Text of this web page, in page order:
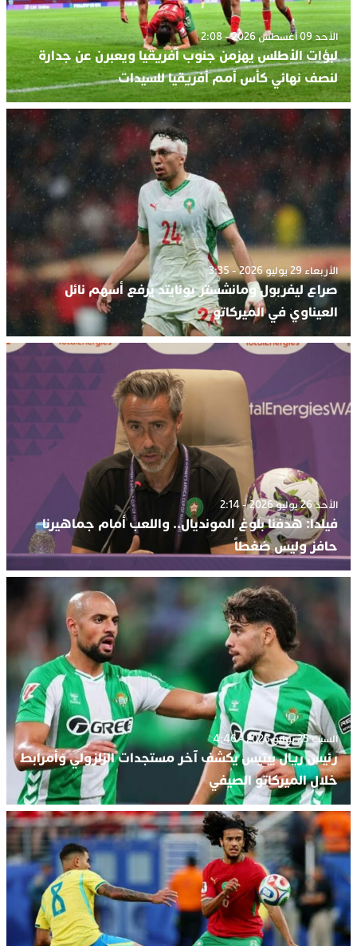
الأحد 09 أغسطس 2026 - 2:08
لبؤات الأطلس يهزمن جنوب أفريقيا ويعبرن عن جدارة
لنصف نهائي كأس أمم أفريقيا للسيدات
الأربعاء 29 يوليو 2026 - 3:35
صراع ليفربول ومانشستر يونايتد يرفع أسهم نائل
العيناوي في الميركاتو
الأحد 26 يوليو 2026 - 2:14
فيلدا: هدفنا بلوغ المونديال.. واللعب أمام جماهيرنا
حافز وليس ضغطاً
السبت 25 يوليو 2026 - 4:46
رئيس ريال بيتيس يكشف آخر مستجدات الزلزولي وأمرابط
خلال الميركاتو الصيفي